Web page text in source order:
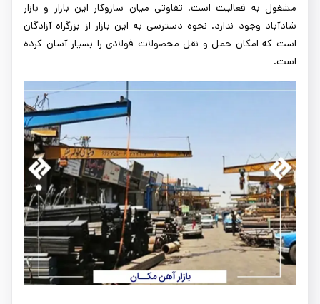
مشغول به فعالیت است. تفاوتی میان سازوکار این بازار و بازار
شادآباد وجود ندارد. نحوه دسترسی به این بازار از بزرگراه آزادگان
است که امکان حمل و نقل محصولات فولادی را بسیار آسان کرده
است.